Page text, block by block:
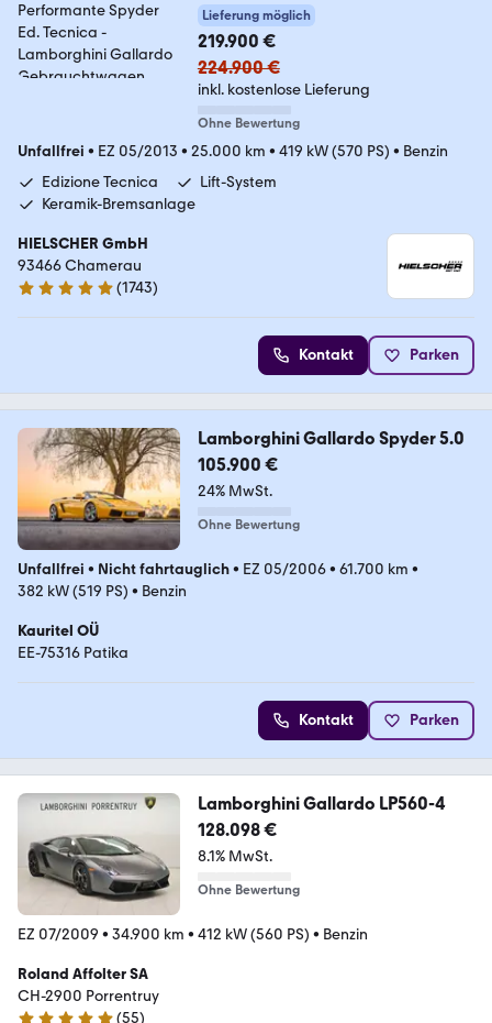
Lieferung möglich
219.900 €
224.900 €
inkl. kostenlose Lieferung
Ohne Bewertung
Unfallfrei • EZ 05/2013 • 25.000 km • 419 kW (570 PS) • Benzin
Edizione Tecnica
Lift-System
Keramik-Bremsanlage
HIELSCHER GmbH
93466 Chamerau
4.9 Sterne
(1743)
Kontakt Parken
Lamborghini Gallardo Spyder 5.0
105.900 €
24% MwSt.
Ohne Bewertung
Unfallfrei • Nicht fahrtauglich• EZ 05/2006• 61.700 km •
382 kW (519 PS) • Benzin
Kauritel OÜ
EE-75316 Patika
Kontakt Parken
Lamborghini Gallardo LP560-4
128.098 €
8.1% MwSt.
Ohne Bewertung
EZ 07/2009 • 34.900 km • 412 kW (560 PS) • Benzin
Roland Affolter SA
CH-2900 Porrentruy
(55)